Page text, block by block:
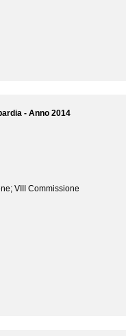
- Anno 2014
VIII Commissione